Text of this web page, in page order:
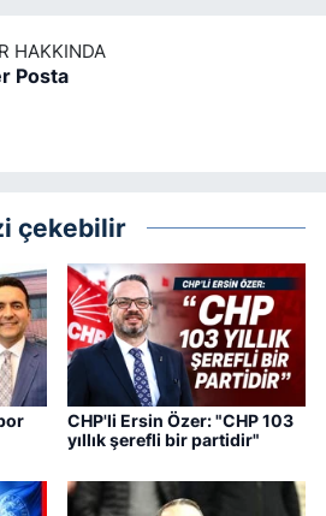
HAKKINDA
Posta
çekebilir
CHP'li Ersin Özer: "CHP 103
yıllık şerefli bir partidir"